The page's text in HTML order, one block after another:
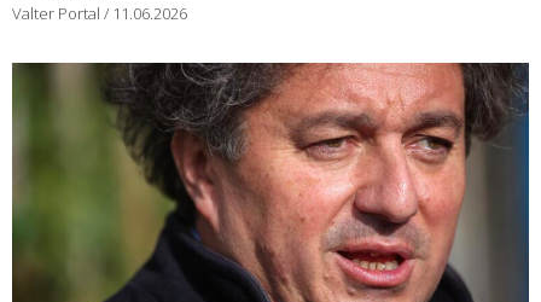
Valter Portal 11.06.2026